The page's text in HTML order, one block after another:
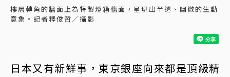
樓層轉角的牆面上為特製燈箱牆面，呈現出半透、幽微的生動
意象。記者釋俊哲／攝影
日本又有新鮮事，東京銀座向來都是頂級精